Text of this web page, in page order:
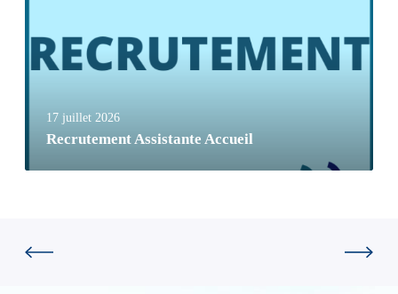
17 juillet 2026
Recrutement Assistante Accueil